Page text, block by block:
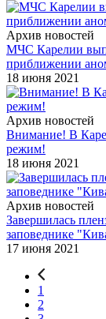
Архив новостей
МЧС Карелии
приближении
18 июня 2021
Архив новостей
Внимание! В
режим!
18 июня 2021
Архив новостей
Завершилась
заповеднике
17 июня 2021
1
2